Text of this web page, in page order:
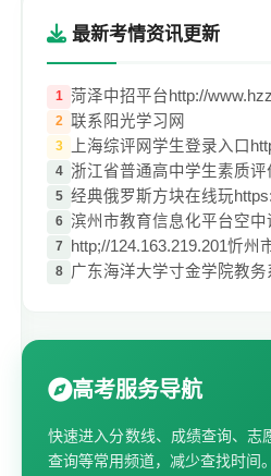
最新考情资讯更新
1 菏泽中招平台http://
2 联系阳光学习网
3
4
5
6
7
8
高考服务导航
快速进入分数线、成绩查询、志
查询等常用频道，减少查找时间。